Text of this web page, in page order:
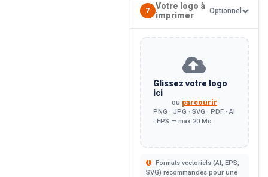
7
Votre logo à
imprimer
Optionnel
Glissez votre logo
ici
ou parcourir
PNG · JPG · SVG · PDF · AI
· EPS — max 20 Mo
Formats vectoriels (AI, EPS,
SVG) recommandés pour une